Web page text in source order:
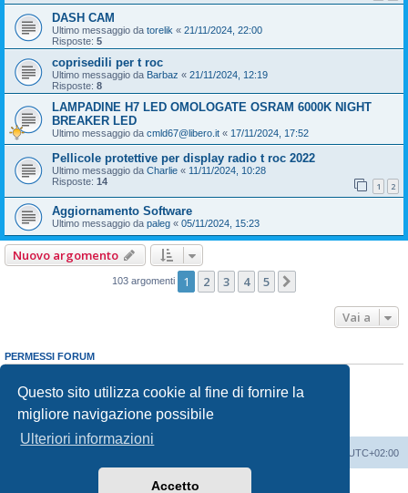
Questo sito utilizza cookie al fine di fornire la
migliore navigazione possibile
Ulteriori informazioni
Accetto
DASH CAM
Ultimo messaggio da torelik « 21/11/2024, 22:00
Risposte: 5
coprisedili per t roc
Ultimo messaggio da Barbaz « 21/11/2024, 12:19
Risposte: 8
LAMPADINE H7 LED OMOLOGATE OSRAM 6000K NIGHT
BREAKER LED
Ultimo messaggio da cmld67@libero.it « 17/11/2024, 17:52
Pellicole protettive per display radio t roc 2022
Ultimo messaggio da Charlie « 11/11/2024, 10:28
Risposte: 14 1 2
Aggiornamento Software
Ultimo messaggio da paleg « 05/11/2024, 15:23
Nuovo argomento
103 argomenti 1 2 3 4 5
Vai a
PERMESSI FORUM
Non puoi
rispondere negli argomenti
Non puoimodificare i tuoi messaggi
Non puoicancellare i tuoi messaggi
Non puoi
inviare allegati
UTC+02:00
phpBB® Forum Software © phpBB Limited